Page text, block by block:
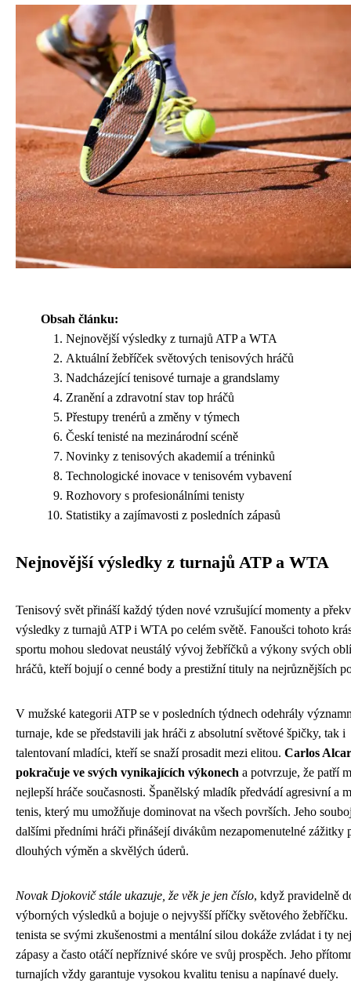
Obsah článku:
Nejnovější výsledky z turnajů ATP a WTA
Aktuální žebříček světových tenisových hráčů
Nadcházející tenisové turnaje a grandslamy
Zranění a zdravotní stav top hráčů
Přestupy trenérů a změny v týmech
Českí tenisté na mezinárodní scéně
Novinky z tenisových akademií a tréninků
Technologické inovace v tenisovém vybavení
Rozhovory s profesionálními tenisty
Statistiky a zajímavosti z posledních zápasů
Nejnovější výsledky z turnajů ATP a WTA
Tenisový svět přináší každý týden nové vzrušující momenty a
výsledky z turnajů ATP i WTA po celém světě. Fanoušci tohoto
sportu mohou sledovat neustálý vývoj žebříčků a výkony svých
hráčů, kteří bojují o cenné body a prestižní tituly na nejrůznějších
V mužské kategorii ATP se v posledních týdnech odehrály
turnaje, kde se představili jak hráči z absolutní světové špičky, tak i
talentovaní mladíci, kteří se snaží prosadit mezi elitou. Carlos
pokračuje ve svých vynikajících výkonech a potvrzuje, že patří
nejlepší hráče současnosti. Španělský mladík předvádí agresivní a
tenis, který mu umožňuje dominovat na všech površích. Jeho
dalšími předními hráči přinášejí divákům nezapomenutelné zážitky
dlouhých výměn a skvělých úderů.
Novak Djokovič stále ukazuje, že věk je jen číslo, když pravidelně
výborných výsledků a bojuje o nejvyšší příčky světového žebříčku.
tenista se svými zkušenostmi a mentální silou dokáže zvládat i ty
zápasy a často otáčí nepříznivé skóre ve svůj prospěch. Jeho
turnajích vždy garantuje vysokou kvalitu tenisu a napínavé duely.